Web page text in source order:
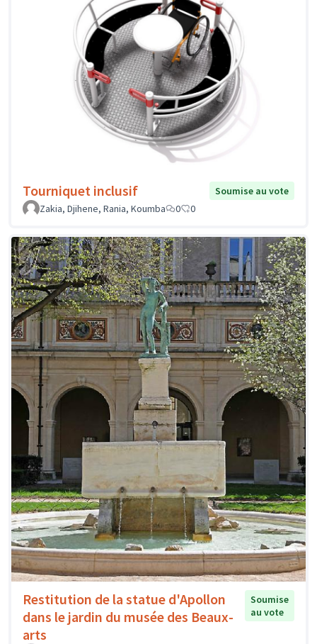
Tourniquet inclusif
Soumise au vote
Zakia, Djihene, Rania, Koumba
0 0
Restitution de la statue d'Apollon
dans le jardin du musée des Beaux-
arts
Soumise
au vote